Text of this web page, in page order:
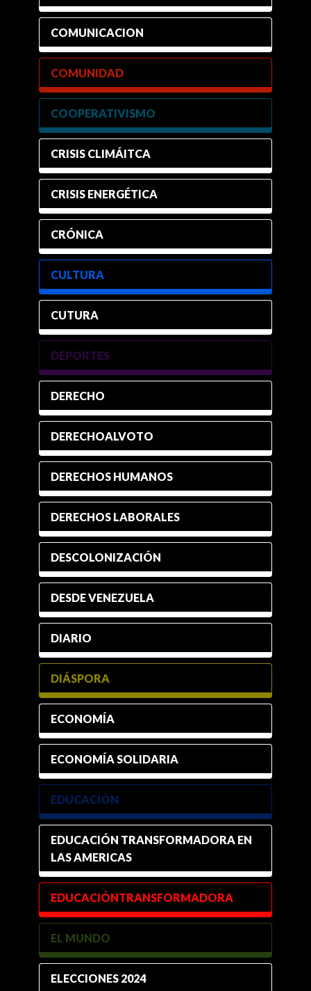
COMUNICACION
COMUNIDAD
COOPERATIVISMO
CRISIS CLIMÁITCA
CRISIS ENERGÉTICA
CRÓNICA
CULTURA
CUTURA
DEPORTES
DERECHO
DERECHOALVOTO
DERECHOS HUMANOS
DERECHOS LABORALES
DESCOLONIZACIÓN
DESDE VENEZUELA
DIARIO
DIÁSPORA
ECONOMÍA
ECONOMÍA SOLIDARIA
EDUCACIÓN
EDUCACIÓN TRANSFORMADORA EN
LAS AMERICAS
EDUCACIÓNTRANSFORMADORA
EL MUNDO
ELECCIONES 2024